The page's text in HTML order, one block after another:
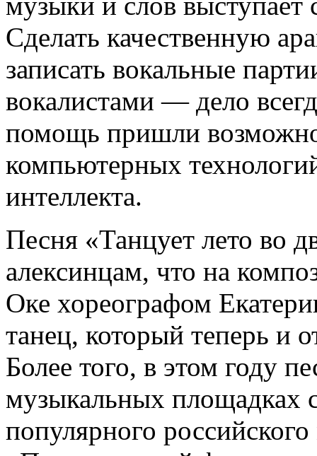
Сделать качественную
записать вокальные
вокалистами — дело
помощь пришли
компьютерных
интеллекта.
Песня «Танцует лето во
алексинцам, что на
Оке хореографом
танец, который теперь и
Более того, в этом году
музыкальных площадках
популярного